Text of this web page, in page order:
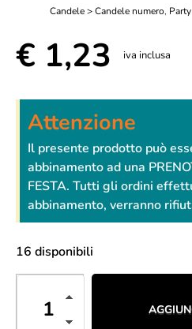
Candele > Candele numero, Party
€ 1,23 iva inclusa
Attenzione
Il presente prodotto può
abbinamento ad una
FESTA. Tutti gli ordini
abbinamento, verranno
16 disponibili